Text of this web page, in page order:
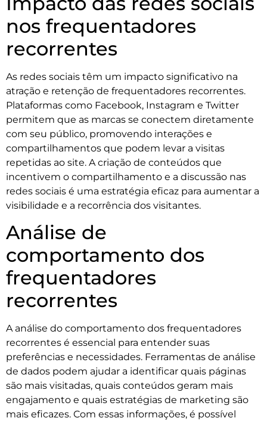
nos frequentadores
recorrentes
As redes sociais têm um impacto significativo na
atração e retenção de frequentadores recorrentes.
Plataformas como Facebook, Instagram e Twitter
permitem que as marcas se conectem diretamente
com seu público, promovendo interações e
compartilhamentos que podem levar a visitas
repetidas ao site. A criação de conteúdos que
incentivem o compartilhamento e a discussão nas
redes sociais é uma estratégia eficaz para aumentar a
visibilidade e a recorrência dos visitantes.
Análise de
comportamento dos
frequentadores
recorrentes
A análise do comportamento dos frequentadores
recorrentes é essencial para entender suas
preferências e necessidades. Ferramentas de análise
de dados podem ajudar a identificar quais páginas
são mais visitadas, quais conteúdos geram mais
engajamento e quais estratégias de marketing são
mais eficazes. Com essas informações, é possível